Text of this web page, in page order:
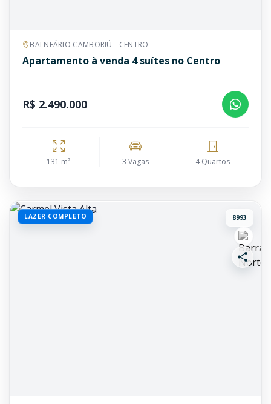
BALNEÁRIO CAMBORIÚ - CENTRO
Apartamento à venda 4 suítes no Centro
R$ 2.490.000
131 m² 3 Vagas 4 Quartos
LAZER COMPLETO 8993